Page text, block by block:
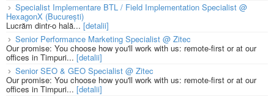
Specialist Implementare BTL / Field Implementation Specialist @
HexagonX (București)
Lucrăm dintr-o hală...[detalii]
Senior Performance Marketing Specialist @ Zitec
Our promise: You choose how you'll work with us: remote-first or at our
offices in Timpuri... [detalii]
Senior SEO & GEO Specialist @ Zitec
Our promise: You choose how you'll work with us: remote-first or at our
offices in Timpuri... [detalii]